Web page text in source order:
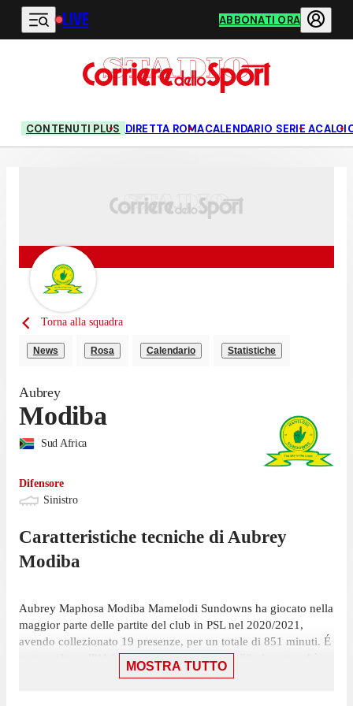
Vai al contenuto principale
LIVE ABBONATI ORA
CONTENUTI PLUS DIRETTA ROMACALENDARIO SERIE A
Torna alla squadra
News Rosa Calendario Statistiche
Aubrey
Modiba
Sud Africa
Difensore
Sinistro
Caratteristiche tecniche di Aubrey
Modiba
Aubrey Maphosa Modiba Mamelodi Sundowns ha giocato nella
maggior parte delle partite del club in PSL nel 2020/2021,
avendo collezionato 19 presenze, per un totale di 851 minuti. É
stato scelto nell'11 iniziale in 10 presenze su 30 giornate ed è
MOSTRA TUTTO